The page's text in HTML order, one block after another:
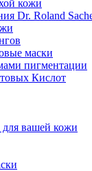
кожи
Dr. Roland
маски
пигментации
Кислот
для вашей кожи